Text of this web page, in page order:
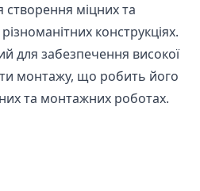
створення міцних та
конструкціях.
для забезпечення високої
монтажу, що робить його
та монтажних роботах.